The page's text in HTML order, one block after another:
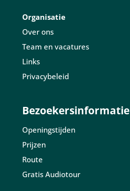
Organisatie
Over ons
Team en vacatures
Links
Privacybeleid
Bezoekersinformatie
Openingstijden
Prijzen
Route
Gratis Audiotour